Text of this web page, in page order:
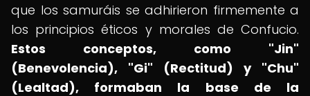
que los samuráis se adhirieron firmemente a
los principios éticos y morales de Confucio.
Estos conceptos, como "Jin"
(Benevolencia), "Gi" (Rectitud) y "Chu"
(Lealtad), formaban la base de la